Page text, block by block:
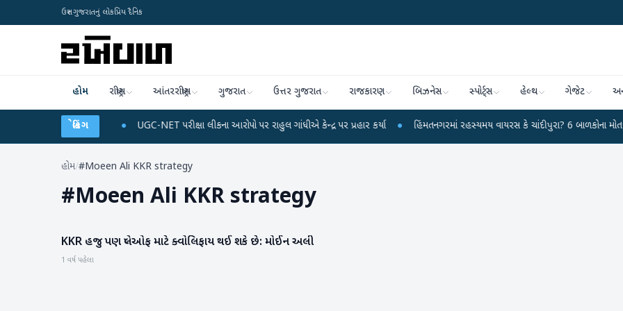
ઉત્તર ગુજરાતનું લોકપ્રિય દૈનિક
હોમ રાષ્ટ્રીય આંતરરાષ્ટ્રીય ગુજરાત ઉત્તર ગુજરાત રાજકારણ બિઝનેસ સ્પોર્ટ્સ હેલ્થ ગેજેટ
બ્રેકિંગ
● UGC-NET પરીક્ષા લીકના આરોપો પર રાહુલ ગાંધીએ કેન્દ્ર પર પ્રહાર કર્યા ● હિંમતનગરમાં રહસ્યમય વાયરસ કે ચાંદીપુરા? 6 બાળકોના મોતથી ફફડાટ
હોમ/#Moeen Ali KKR strategy
#Moeen Ali KKR strategy
રમતગમત
KKR હજુ પણ પ્લેઓફ માટે ક્વોલિફાય થઈ શકે છે: મોઈન અલી
1 વર્ષ પહેલા